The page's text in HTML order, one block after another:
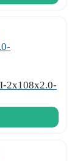
2x108x2.0-